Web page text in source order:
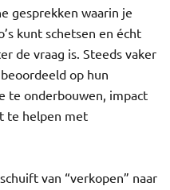
gesprekken waarin je
kunt schetsen en écht
de vraag is. Steeds vaker
op hun
te onderbouwen, impact
te helpen met
van “verkopen” naar